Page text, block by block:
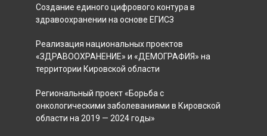
Создание единого цифрового контура в
здравоохранении на основе ЕГИСЗ
Реализация национальных проектов
«ЗДРАВООХРАНЕНИЕ» и «ДЕМОГРАФИЯ» на
территории Кировской области
Региональный проект «Борьба с
онкологическими заболеваниями в Кировской
области на 2019 — 2024 годы»